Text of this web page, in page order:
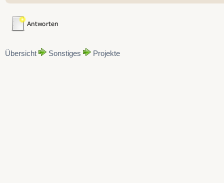
Übersicht Sonstiges Projekte